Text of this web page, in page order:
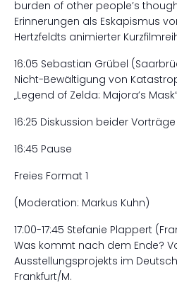
burden of other people’s
Erinnerungen als Eskapismus
Hertzfeldts animierter
16:05 Sebastian Grübel
Nicht-Bewältigung von
„Legend of Zelda: Majora’s
16:25 Diskussion beider Vorträge
16:45 Pause
Freies Format 1
(Moderation: Markus Kuhn)
17:00-17:45 Stefanie Plappert
Was kommt nach dem Ende?
Ausstellungsprojekts im
Frankfurt/M.